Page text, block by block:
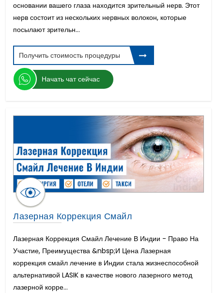
основании вашего глаза находится зрительный нерв. Этот
нерв состоит из нескольких нервных волокон, которые
посылают зрительн...
Получить стоимость процедуры
Начать чат сейчас
Лазерная Коррекция Смайл
Лазерная Коррекция Смайл Лечение В Индии - Право На
Участие, Преимущества &nbsp;И Цена Лазерная
коррекция смайл лечение в Индии стала жизнеспособной
альтернативой LASIK в качестве нового лазерного метод
лазерной корре...